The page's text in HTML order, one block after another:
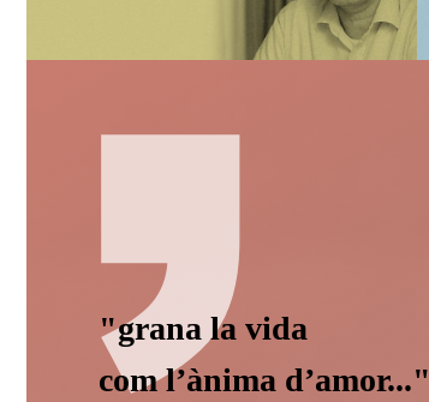
"grana la vida
com l’ànima d’amor..."